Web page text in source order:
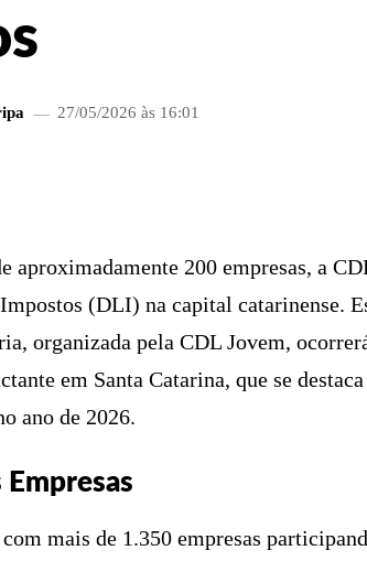
27/05/2026 às 16:01
aproximadamente 200 empresas, a
(DLI) na capital catarinense.
organizada pela CDL Jovem,
em Santa Catarina, que se
ano de 2026.
Empresas
mais de 1.350 empresas